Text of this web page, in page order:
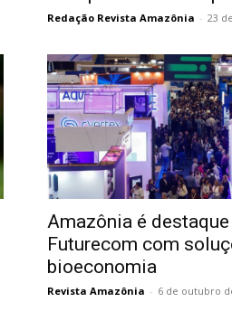
Redação Revista Amazônia - 23
Amazônia é
Futurecom com
bioeconomia
Revista Amazônia - 6 de outubro